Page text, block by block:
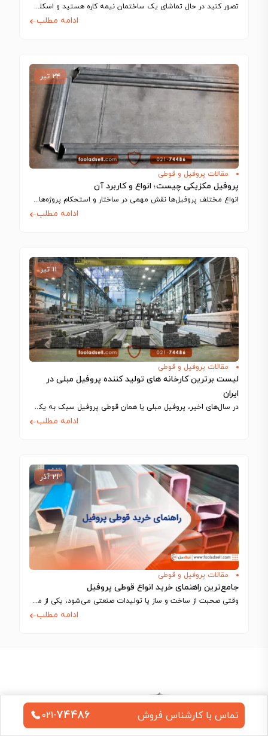
تصور کنید در حال تماشای یک ساختمان نیمه کاره هستید و اسکلت فلزی آن…
ادامه مطلب
۲۴ تیر
مقالات پروفیل و قوطی
پروفیل مکزیکی چیست؛ انواع و کاربرد آن
انواع مختلف پروفیل‌ها نقش مهمی در ساختار و استحکام پروژه‌های گوناگون در صنایع ساختمانی…
ادامه مطلب
۱۱ تیر
مقالات پروفیل و قوطی
لیست برترین کارخانه های تولید کننده پروفیل مبلی در
ایران
در سال‌های اخیر، پروفیل مبلی یا همان قوطی پروفیل سبک به یکی از حیاتی‌ترین…
ادامه مطلب
۲۱ آذر
مقالات پروفیل و قوطی
جامع‌ترین راهنمای خرید انواع قوطی پروفیل
وقتی صحبت از ساخت و ساز یا تولیدات صنعتی می‌شود، یکی از مصالحی که…
ادامه مطلب
هلدینگ پترو سازه ساحل، در سال ۱۳۸۹ کار خود را با تامین‌کنندگی تجهیزات
تماس با کارشناس فروش 021-74486